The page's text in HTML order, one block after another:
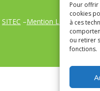
Pour offrir
cookies
à ces
ou retirer
fonctions.
SITEC –Mention Légales